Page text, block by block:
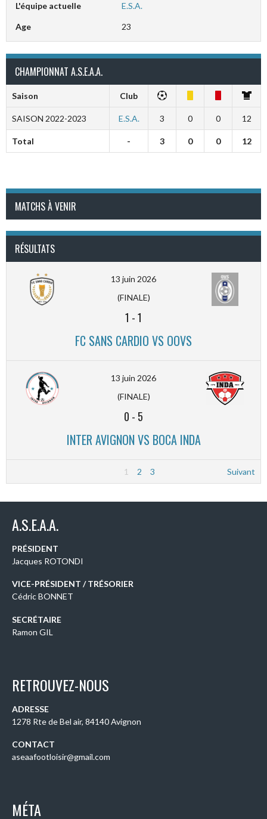
L'équipe actuelle E.S.A.
Age 23
CHAMPIONNAT A.S.E.A.A.
Saison Club
SAISON 2022-2023 E.S.A. 3 0 0 12
Total - 3 0 0 12
MATCHS À VENIR
RÉSULTATS
13 juin 2026
(FINALE)
1 -1
FC SANS CARDIO VS OOVS
13 juin 2026
(FINALE)
0 - 5
INTER AVIGNON VS BOCA INDA
1 2 3 Suivant
A.S.E.A.A.
PRÉSIDENT
Jacques ROTONDI
VICE-PRÉSIDENT / TRÉSORIER
Cédric BONNET
SECRÉTAIRE
Ramon GIL
RETROUVEZ-NOUS
ADRESSE
1278 Rte de Bel air, 84140 Avignon
CONTACT
aseaafootloisir@gmail.com
MÉTA